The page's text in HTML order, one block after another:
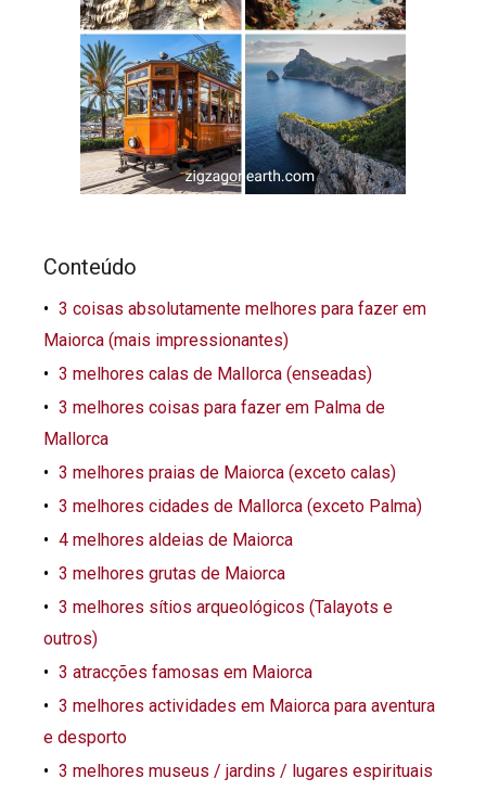
Conteúdo
3 coisas absolutamente melhores para fazer em
Maiorca (mais impressionantes)
3 melhores calas de Mallorca (enseadas)
3 melhores coisas para fazer em Palma de
Mallorca
3 melhores praias de Maiorca (exceto calas)
3 melhores cidades de Mallorca (exceto Palma)
4 melhores aldeias de Maiorca
3 melhores grutas de Maiorca
3 melhores sítios arqueológicos (Talayots e
outros)
3 atracções famosas em Maiorca
3 melhores actividades em Maiorca para aventura
e desporto
3 melhores museus / jardins / lugares espirituais